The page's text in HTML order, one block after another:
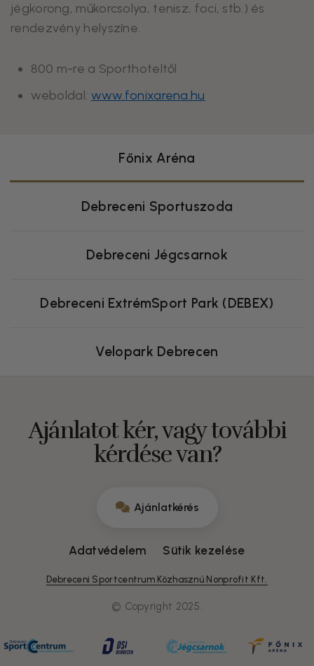
jégkorong, műkorcsolya, tenisz, foci, stb.) és
rendezvény helyszíne.
800 m-re a Sporthoteltől
weboldal: www.fonixarena.hu
Főnix Aréna
Debreceni Sportuszoda
Debreceni Jégcsarnok
Debreceni ExtrémSport Park (DEBEX)
Velopark Debrecen
Ajánlatot kér, vagy további
kérdése van?
Ajánlatkérés
© Copyright 2025.
Adatvédelem Sütik kezelése
Debreceni Sportcentrum Közhasznú Nonprofit Kft.